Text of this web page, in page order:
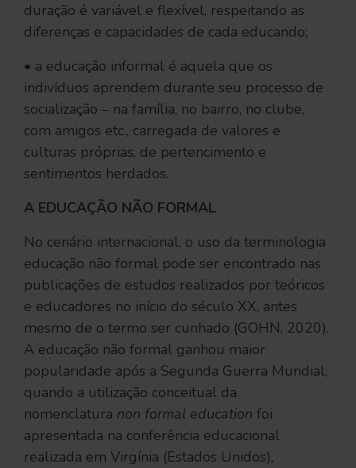
duração é variável e flexível, respeitando as
diferenças e capacidades de cada educando;
• a educação informal é aquela que os
indivíduos aprendem durante seu processo de
socialização – na família, no bairro, no clube,
com amigos etc., carregada de valores e
culturas próprias, de pertencimento e
sentimentos herdados.
A EDUCAÇÃO NÃO FORMAL
No cenário internacional, o uso da terminologia
educação não formal pode ser encontrado nas
publicações de estudos realizados por teóricos
e educadores no início do século XX, antes
mesmo de o termo ser cunhado (GOHN, 2020).
A educação não formal ganhou maior
popularidade após a Segunda Guerra Mundial,
quando a utilização conceitual da
nomenclatura non formal education foi
apresentada na conferência educacional
realizada em Virgínia (Estados Unidos),